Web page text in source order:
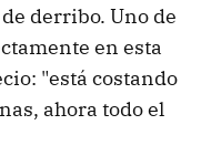
derribo. Uno de
en esta
"está costando
ahora todo el